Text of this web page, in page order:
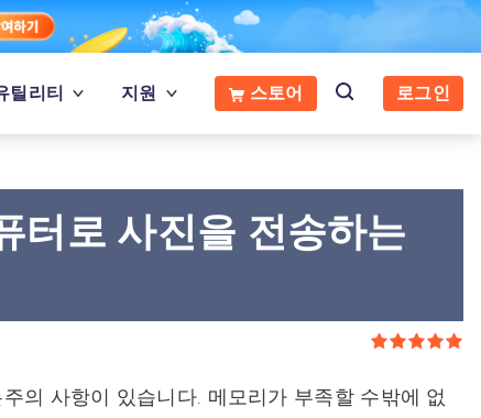
틸리티 지원 스토어 로그인
터로 사진을 전송하는
의 사항이 있습니다. 메모리가 부족할 수밖에 없